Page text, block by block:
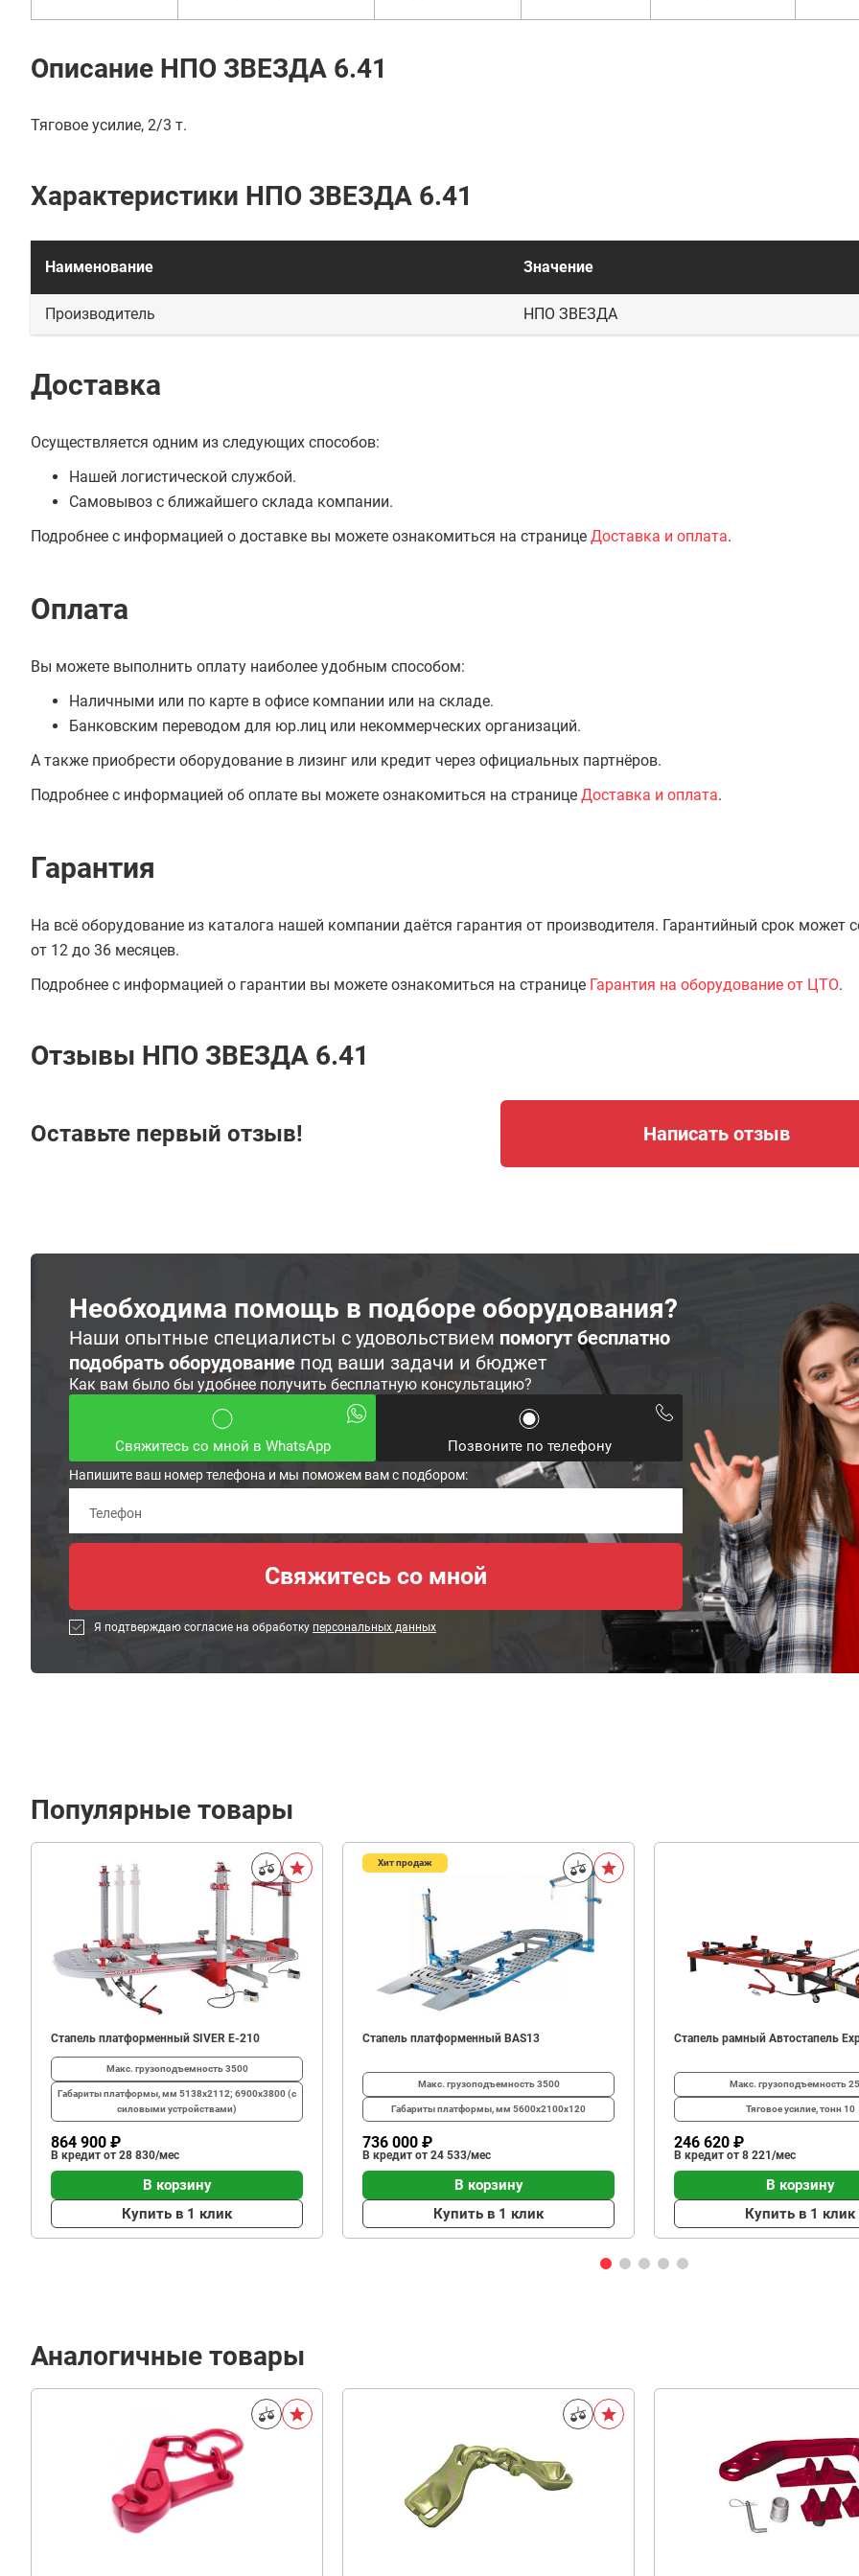
Описание НПО ЗВЕЗДА 6.41
Тяговое усилие, 2/3 т.
Характеристики НПО ЗВЕЗДА 6.41
Наименование Значение
Производитель НПО ЗВЕЗДА
Доставка
Осуществляется одним из следующих способов:
Нашей логистической службой.
Самовывоз с ближайшего склада компании.
Подробнее с информацией о доставке вы можете ознакомиться на странице Доставка и оплата.
Оплата
Вы можете выполнить оплату наиболее удобным способом:
Наличными или по карте в офисе компании или на складе.
Банковским переводом для юр.лиц или некоммерческих организаций.
А также приобрести оборудование в лизинг или кредит через официальных партнёров.
Подробнее с информацией об оплате вы можете ознакомиться на странице Доставка и оплата.
Гарантия
На всё оборудование из каталога нашей компании даётся гарантия от производителя. Гарантийный срок может
от 12 до 36 месяцев.
Подробнее с информацией о гарантии вы можете ознакомиться на странице Гарантия на оборудование от ЦТО.
Отзывы НПО ЗВЕЗДА 6.41
Оставьте первый отзыв! Написать отзыв
Необходима помощь в подборе оборудования?
Наши опытные специалисты с удовольствием помогут бесплатно
подобрать оборудование под ваши задачи и бюджет
Как вам было бы удобнее получить бесплатную консультацию?
Свяжитесь со мной в WhatsApp Позвоните по телефону
Напишите ваш номер телефона и мы поможем вам с подбором:
Я подтверждаю согласие на обработку персональных данных
300
В корзину
Популярные товары
Стапель платформенный SIVER E-210
Макс. грузоподъемность3500
Габариты платформы, мм 5138х2112; 6900х3800 (с
силовыми устройствами)
864 900 ₽
В кредит от 28 830/мес
В корзину
Купить в 1 клик
Хит продаж
Стапель платформенный BAS13
Макс. грузоподъемность3500
Габариты платформы, мм 5600х2100x120
736 000 ₽
В кредит от 24 533/мес
В корзину
Купить в 1 клик
Стапель рамный Автостапель
Макс. грузоподъемность
Тяговое усилие, тонн 10
246 620 ₽
В кредит от 8 221/мес
В корзину
Купить в 1 клик
Аналогичные товары